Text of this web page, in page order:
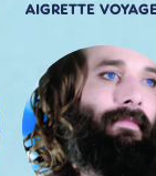
AIGRETTE